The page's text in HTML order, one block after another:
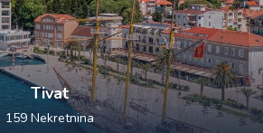
Tivat
159Nekretnina